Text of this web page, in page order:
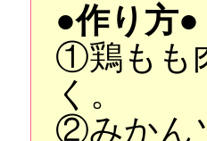
●作り方●
①鶏もも
く。
②みかん